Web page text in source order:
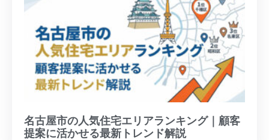
名古屋市の人気住宅エリアランキング｜顧客
提案に活かせる最新トレンド解説